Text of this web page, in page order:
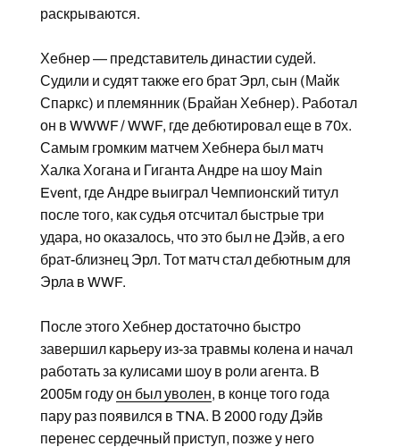
раскрываются.
Хебнер — представитель династии судей.
Судили и судят также его брат Эрл, сын (Майк
Спаркс) и племянник (Брайан Хебнер). Работал
он в WWWF / WWF, где дебютировал еще в 70х.
Самым громким матчем Хебнера был матч
Халка Хогана и Гиганта Андре на шоу Main
Event, где Андре выиграл Чемпионский титул
после того, как судья отсчитал быстрые три
удара, но оказалось, что это был не Дэйв, а его
брат-близнец Эрл. Тот матч стал дебютным для
Эрла в WWF.
После этого Хебнер достаточно быстро
завершил карьеру из-за травмы колена и начал
работать за кулисами шоу в роли агента. В
2005м годуон был уволен, в конце того года
пару раз появился в TNA. В 2000 году Дэйв
перенес сердечный приступ, позже у него